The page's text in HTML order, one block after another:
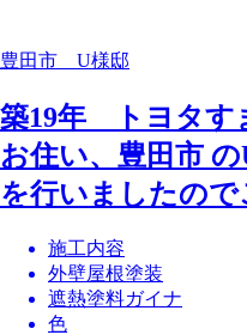
豊田市 U様邸
築19年 トヨタす
お住い、豊田市
を行いましたので
施工内容
外壁屋根塗装
遮熱塗料ガイナ
色